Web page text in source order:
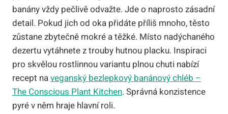
banány vždy pečlivě odvažte. Jde o naprosto zásadní
detail. Pokud jich od oka přidáte příliš mnoho, těsto
zůstane zbytečně mokré a těžké. Místo nadýchaného
dezertu vytáhnete z trouby hutnou placku. Inspiraci
pro skvělou rostlinnou variantu plnou chuti nabízí
recept naveganský bezlepkový banánový chléb –
The Conscious Plant Kitchen. Správná konzistence
pyré v něm hraje hlavní roli.